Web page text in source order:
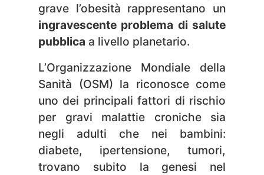
grave l’obesità rappresentano un
ingravescente problema di salute
pubblica a livello planetario.
L’Organizzazione Mondiale della
Sanità (OSM) la riconosce come
uno dei principali fattori di rischio
per gravi malattie croniche sia
negli adulti che nei bambini:
diabete, ipertensione, tumori,
trovano subito la genesi nel